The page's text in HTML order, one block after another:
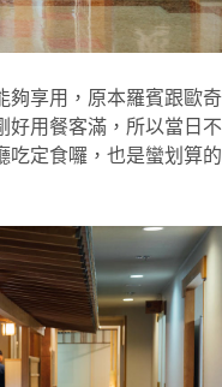
夠享用，原本羅賓跟歐奇
好用餐客滿，所以當日不
吃定食囉，也是蠻划算的